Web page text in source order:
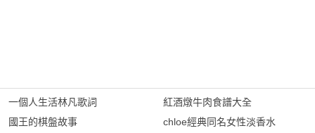
一個人生活林凡歌詞
國王的棋盤故事
紅酒燉牛肉食譜大全
chloe經典同名女性淡香水